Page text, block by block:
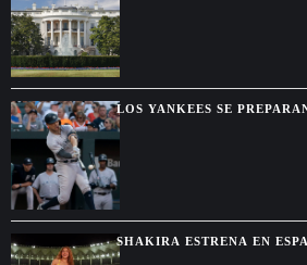
LOS YANKEES SE
AJUSTE DE ROSTER CON
CAMINO
SHAKIRA ESTRENA EN
CANCIÓN OFICIAL DEL